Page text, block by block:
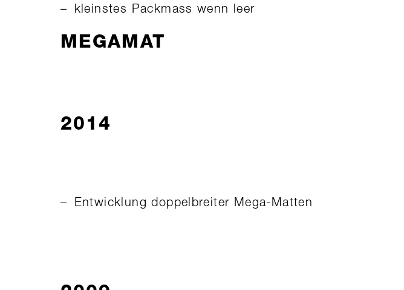
kleinstes Packmass wenn leer
MEGAMAT
2014
Entwicklung doppelbreiter Mega-Matten